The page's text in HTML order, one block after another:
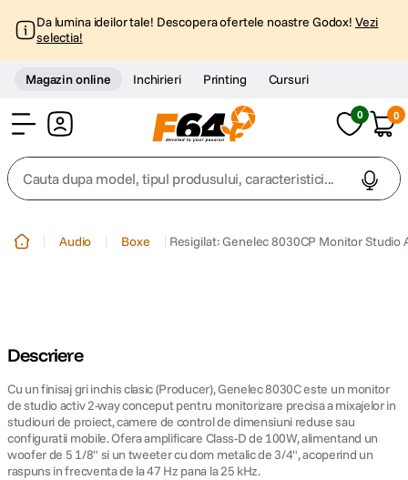
Da lumina ideilor tale! Descopera ofertele noastre Godox! Vezi
selectia!
Magazin online Inchirieri Printing Cursuri
0 0
Cauta dupa model, tipul produsului, caracteristici...
3. trepied telefon
4. peak design
canon sx740 hs
Audio Boxe Resigilat: Genelec 8030CP Monitor Studio
Descriere
Cu un finisaj gri inchis clasic (Producer), Genelec 8030C este un monitor
de studio activ 2-way conceput pentru monitorizare precisa a mixajelor in
studiouri de proiect, camere de control de dimensiuni reduse sau
configuratii mobile. Ofera amplificare Class-D de 100W, alimentand un
woofer de 5 1/8" si un tweeter cu dom metalic de 3/4", acoperind un
raspuns in frecventa de la 47 Hz pana la 25 kHz.